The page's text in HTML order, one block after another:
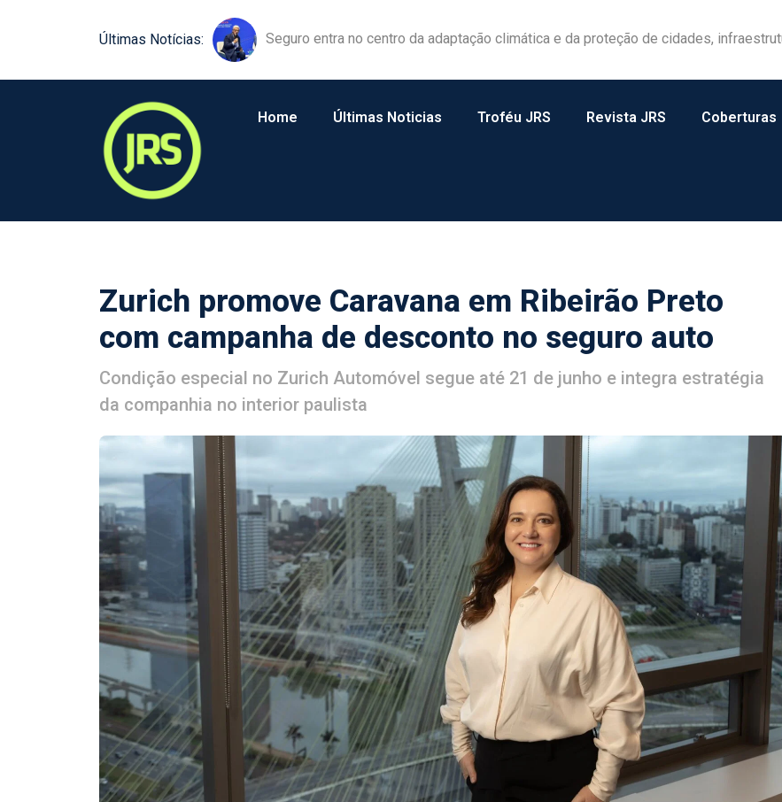
Últimas Notícias: Equipamentos agrícolas ganham protagonismo na gestão de riscos no campo
Home Últimas Noticias Troféu JRS Revista JRS Coberturas
Zurich promove Caravana em Ribeirão Preto
com campanha de desconto no seguro auto
Condição especial no Zurich Automóvel segue até 21 de junho e integra estratégia
da companhia no interior paulista